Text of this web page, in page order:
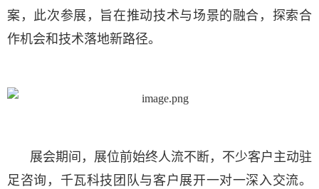
案，此次参展，旨在推动技术与场景的融合，探索合
作机会和技术落地新路径。
展会期间，展位前始终人流不断，不少客户主动驻
足咨询，千瓦科技团队与客户展开一对一深入交流。